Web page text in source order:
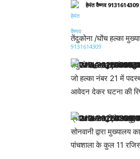
हेमंत वैष्णव 9131614309
तेंदुकोना /घोंच हल्का
तेंदुकोना। हल्का नंबर 16
जो हल्का नंबर 21 में
आवेदन देकर घटना की
प्राप्त जानकारी के
सोनवानी द्वारा
पांचशाला के कुल 11